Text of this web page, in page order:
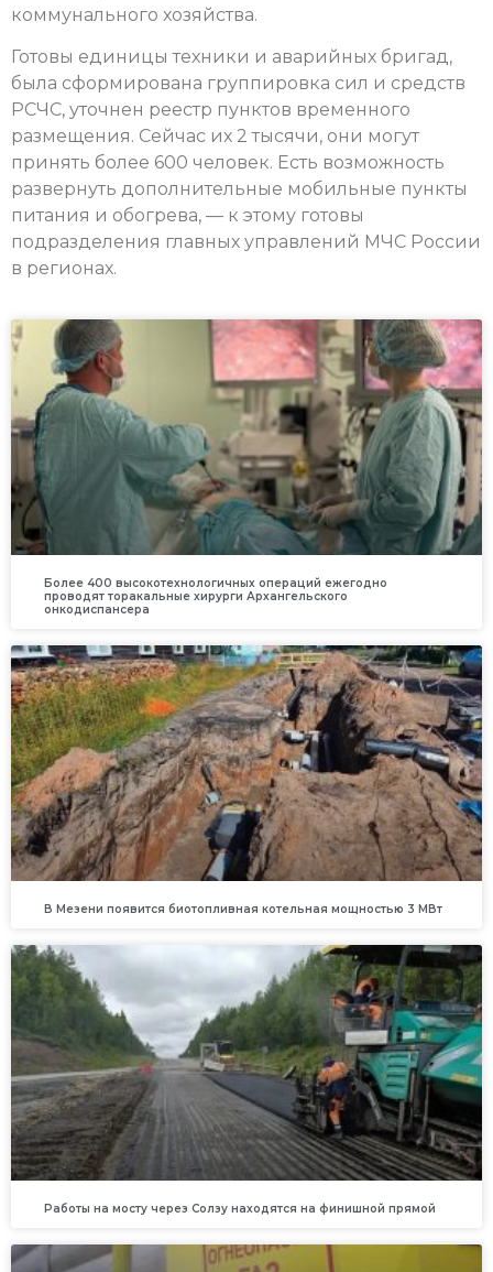
коммунального хозяйства.
Готовы единицы техники и аварийных бригад,
была сформирована группировка сил и средств
РСЧС, уточнен реестр пунктов временного
размещения. Сейчас их 2 тысячи, они могут
принять более 600 человек. Есть возможность
развернуть дополнительные мобильные пункты
питания и обогрева, — к этому готовы
подразделения главных управлений МЧС России
в регионах.
Более 400 высокотехнологичных операций ежегодно
проводят торакальные хирурги Архангельского
онкодиспансера
В Мезени появится биотопливная котельная мощностью 3 МВт
Работы на мосту через Солзу находятся на финишной прямой